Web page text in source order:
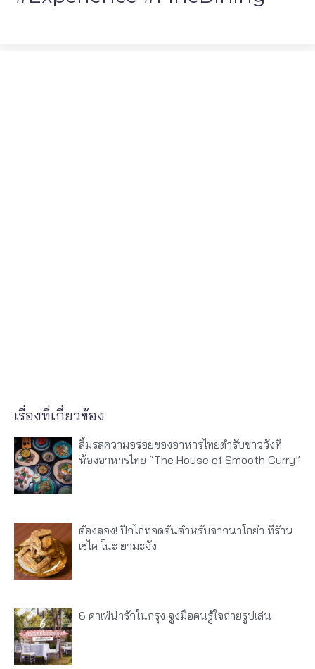
เรื่องที่เกี่ยวข้อง
ลิ้มรสความอร่อยของอาหารไทยตำรับชาววังที่
ห้องอาหารไทย “The House of Smooth Curry”
ต้องลอง! ปีกไก่ทอดต้นตำหรับจากนาโกย่า ที่ร้าน
เซไค โนะ ยามะจัง
6 คาเฟ่น่ารักในกรุง จูงมือคนรู้ใจถ่ายรูปเล่น